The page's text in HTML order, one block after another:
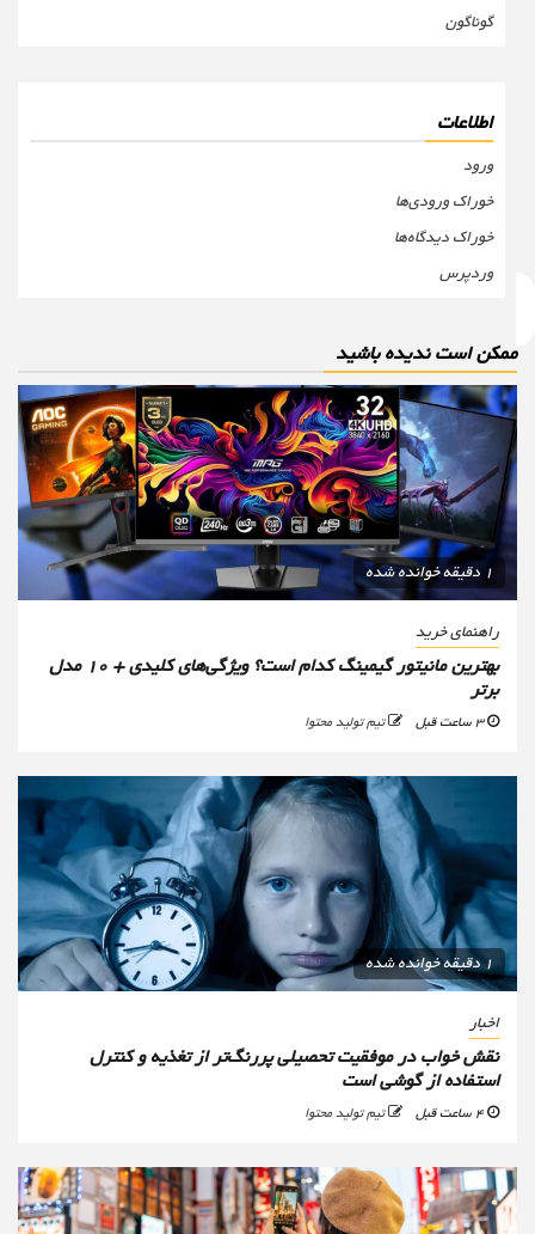
گوناگون
اطلاعات
ورود
خوراک ورودی‌ها
خوراک دیدگاه‌ها
وردپرس
است ندیده باشید
راهنمای خرید
بهترین مانیتور گیمینگ کدام است؟ ویژگی‌های کلیدی + 10 مدل
برتر
تیم تولید محتوا
1 دقیقه خوانده شده
اخبار
نقش خواب در موفقیت تحصیلی پررنگ‌تر از تغذیه و کنترل
استفاده از گوشی است
تیم تولید محتوا